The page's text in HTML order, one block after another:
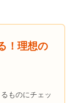
！理想の
ものにチェッ